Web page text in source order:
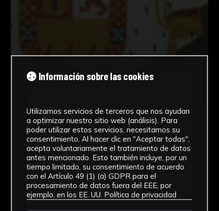
Información sobre las cookies
Utilizamos servicios de terceros que nos ayudan
a optimizar nuestro sitio web (análisis). Para
poder utilizar estos servicios, necesitamos su
consentimiento. Al hacer clic en "Aceptar todas",
acepta voluntariamente el tratamiento de datos
antes mencionado. Esto también incluye, por un
tiempo limitado, su consentimiento de acuerdo
con el Artículo 49 (1) (a) GDPR para el
procesamiento de datos fuera del EEE, por
ejemplo, en los EE. UU. Política de privacidad